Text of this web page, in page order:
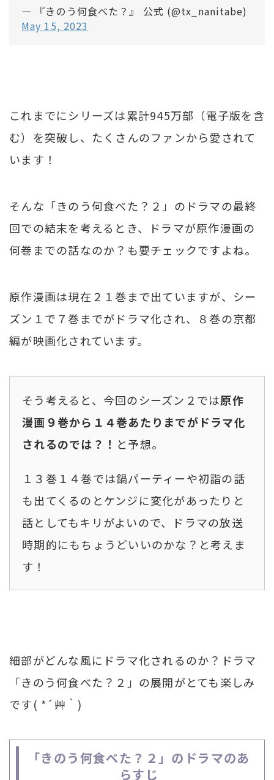
— 『きのう何食べた？』 公式 (@tx_nanitabe)
May 15, 2023
これまでにシリーズは累計945万部（電子版を含
む）を突破し、たくさんのファンから愛されて
います！
そんな「きのう何食べた？２」のドラマの最終
回での結末を考えるとき、ドラマが原作漫画の
何巻までの話なのか？も要チェックですよね。
原作漫画は現在２１巻まで出ていますが、シー
ズン１で７巻までがドラマ化され、８巻の京都
編が映画化されています。
そう考えると、今回のシーズン２では原作
漫画９巻から１４巻あたりまでがドラマ化
されるのでは？！ と予想。
１３巻１４巻では鍋パーティーや初詣の話
も出てくるのとケンジに変化があったりと
話としてもキリがよいので、ドラマの放送
時期的にもちょうどいいのかな？と考えま
す！
細部がどんな風にドラマ化されるのか？ドラマ
「きのう何食べた？２」の展開がとても楽しみ
です( *´艸｀)
「きのう何食べた？２」のドラマのあ
らすじ